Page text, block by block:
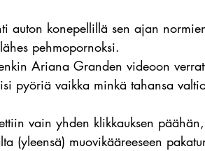
auton konepellillä sen ajan
pehmopornoksi.
Ariana Granden videoon
pyöriä vaikka minkä tahansa
vain yhden klikkauksen
(yleensä) muovikääreeseen